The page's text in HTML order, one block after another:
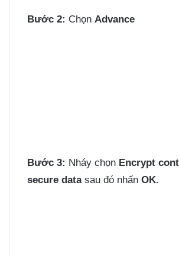
Bước 2: Chọn Advance
Bước 3: Nháy chọn Encrypt
secure data sau đó nhấn OK.